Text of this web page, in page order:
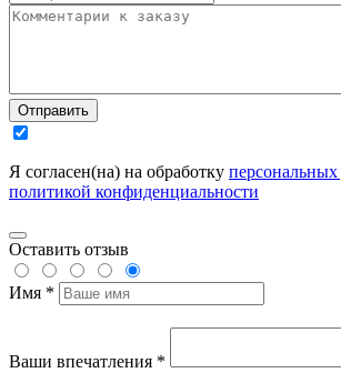
Отправить
Я согласен(на) на обработку
политикой конфиденциальности
Оставить отзыв
Имя *
Ваши впечатления *